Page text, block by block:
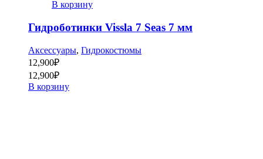
В корзину
Гидроботинки Vissla 7 Seas 7 мм
Аксессуары, Гидрокостюмы
12,900₽
12,900₽
В корзину